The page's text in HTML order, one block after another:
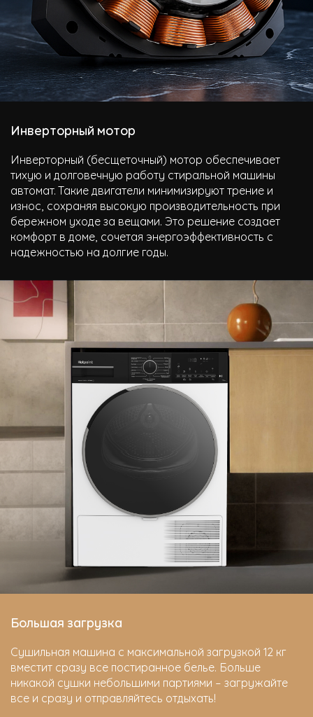
Инверторный мотор
Инверторный (бесщеточный) мотор обеспечивает
тихую и долговечную работу стиральной машины
автомат. Такие двигатели минимизируют трение и
износ, сохраняя высокую производительность при
бережном уходе за вещами. Это решение создает
комфорт в доме, сочетая энергоэффективность с
надежностью на долгие годы.
Большая загрузка
Сушильная машина с максимальной загрузкой 12 кг
вместит сразу все постиранное белье. Больше
никакой сушки небольшими партиями – загружайте
все и сразу и отправляйтесь отдыхать!